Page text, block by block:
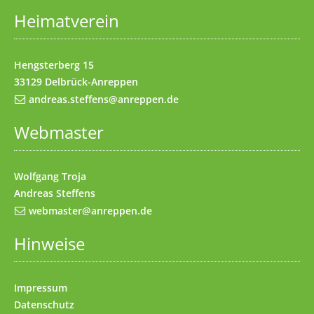
Impressum(Access key 8)
Kontakt(Access key 9)
Heimatverein
Hengsterberg 15
33129 Delbrück-Anreppen
andreas.steffens@anreppen.de
Webmaster
Wolfgang Troja
Andreas Steffens
webmaster@anreppen.de
Hinweise
Impressum
Datenschutz